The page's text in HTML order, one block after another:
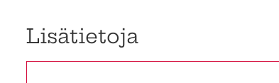
Lisätietoja